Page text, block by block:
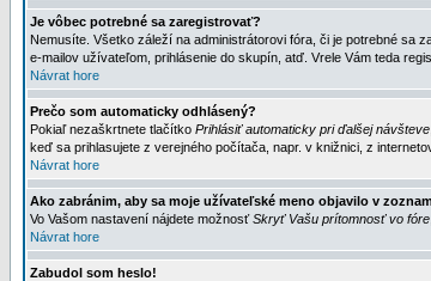
Je vôbec potrebné sa zaregistrovať?
Nemusíte. Všetko záleží na administrátorovi fóra, či je potrebné sa
e-mailov užívateľom, prihlásenie do skupín, atď. Vrele Vám teda
Návrat hore
Prečo som automaticky odhlásený?
Pokiaľ nezaškrtnete tlačítko Prihlásiť automaticky pri ďalšej návšteve
keď sa prihlasujete z verejného počítača, napr. v knižnici, z
Návrat hore
Ako zabránim, aby sa moje užívateľské meno objavilo v
Vo Vašom nastavení nájdete možnosťSkryť Vašu prítomnosť vo fóre
Návrat hore
Zabudol som heslo!